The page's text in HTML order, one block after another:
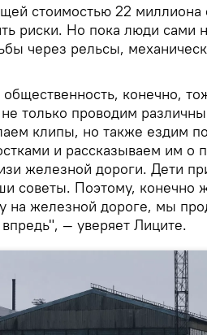
стоимостью 22
риски. Но пока люди сами
через рельсы,
конечно,
только проводим
клипы, но также ездим
и рассказываем им о
железной дороги. Дети
советы. Поэтому, конечно
на железной дороге, мы
— уверяет Лиците.